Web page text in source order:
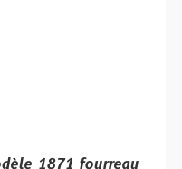
1871 fourreau